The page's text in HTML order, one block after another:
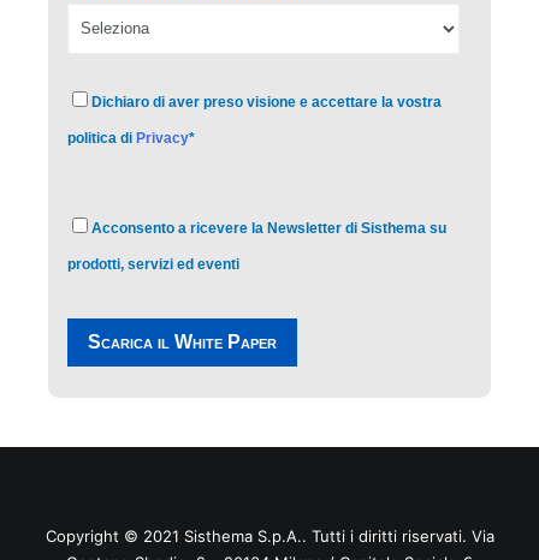
Dichiaro di aver preso visione e accettare la vostra
politica di Privacy*
Acconsento a ricevere la Newsletter di Sisthema su
prodotti, servizi ed eventi
Copyright © 2021 SisthemaS.p.A.. Tutti i diritti riservati. Via